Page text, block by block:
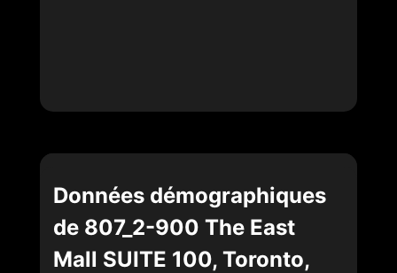
Données démographiques
de 807_2-900 The East
Mall SUITE 100, Toronto,